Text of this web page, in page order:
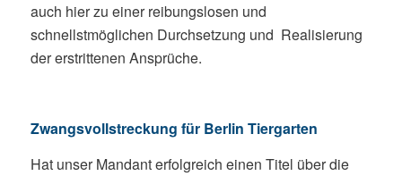
auch hier zu einer reibungslosen und
schnellstmöglichen Durchsetzung und Realisierung
der erstrittenen Ansprüche.
Zwangsvollstreckung für Berlin Tiergarten
Hat unser Mandant erfolgreich einen Titel über die